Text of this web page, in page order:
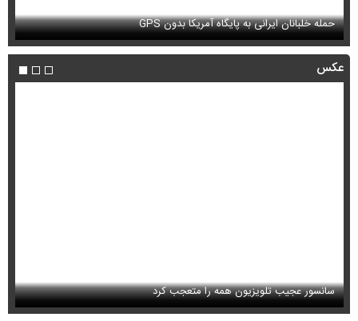
ویدئو
عکس
استایل جدید صابر ابر در فضای مجازی پربازدید شد